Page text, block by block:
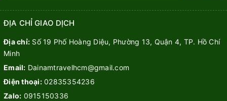
ĐỊA CHỈ GIAO DỊCH
Địa chỉ: Số 19 Phố Hoàng Diệu, Phường 13, Quận 4, TP. Hồ Chí
Minh
Email: Dainamtravelhcm@gmail.com
Điện thoại: 02835354236
Zalo: 0915150336